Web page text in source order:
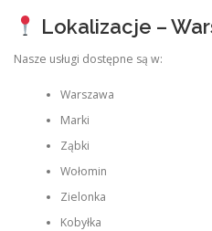
Lokalizacje –
Nasze usługi dostępne są w:
Warszawa
Marki
Ząbki
Wołomin
Zielonka
Kobyłka